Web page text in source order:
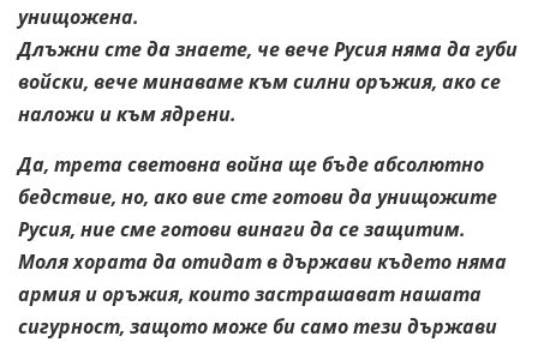
унищожена.
Длъжни сте да знаете, че вече Русия няма да губи
войски, вече минаваме към силни оръжия, ако се
наложи и към ядрени.
Да, трета световна война ще бъде абсолютно
бедствие, но, ако вие сте готови да унищожите
Русия, ние сме готови винаги да се защитим.
Моля хората да отидат в държави където няма
армия и оръжия, които застрашават нашата
сигурност, защото може би само тези държави